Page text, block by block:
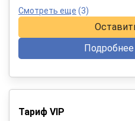
Смотреть еще (3)
Тариф VIP